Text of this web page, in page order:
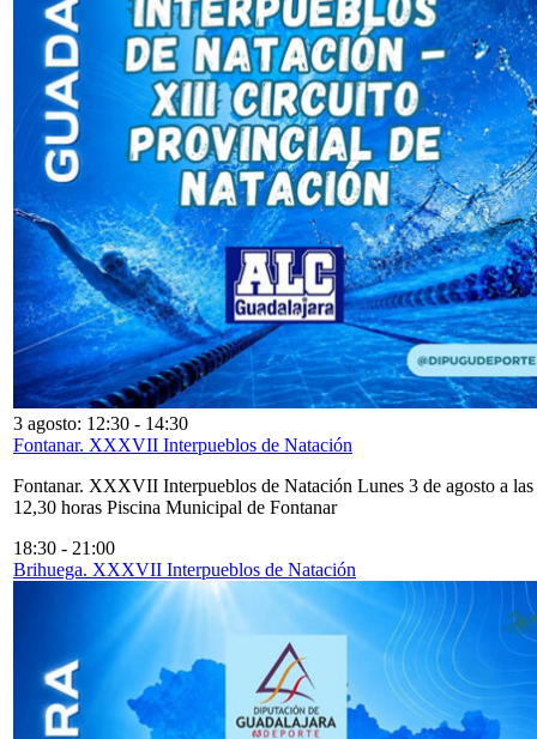
3 agosto: 12:30 - 14:30
Fontanar. XXXVII Interpueblos de Natación
Fontanar. XXXVII Interpueblos de Natación Lunes 3 de agosto a las
12,30 horas Piscina Municipal de Fontanar
18:30 - 21:00
Brihuega. XXXVII Interpueblos de Natación